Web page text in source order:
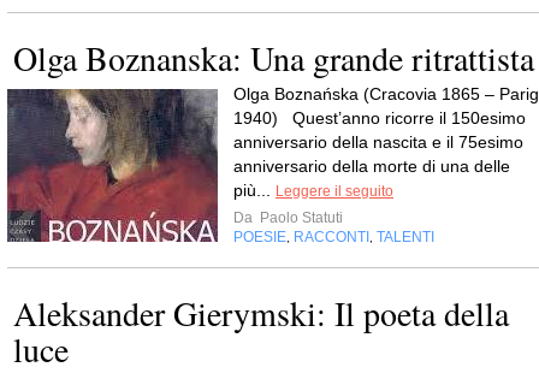
Olga Boznanska: Una grande ritrattista
Olga Boznańska (Cracovia 1865 –
1940) Quest’anno ricorre il 150esimo
anniversario della nascita e il 75esimo
anniversario della morte di una delle
più...
Leggere il seguito
Da Paolo Statuti
POESIE RACCONTI TALENTI
Aleksander Gierymski: Il poeta della
luce